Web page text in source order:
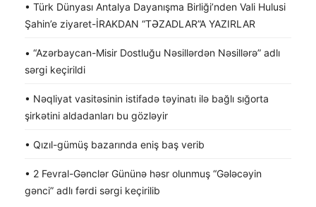
• Türk Dünyası Antalya Dayanışma Birliği’nden Vali Hulusi
Şahin’e ziyaret-İRAKDAN “TƏZADLAR”A YAZIRLAR
• “Azərbaycan-Misir Dostluğu Nəsillərdən Nəsillərə” adlı
sərgi keçirildi
• Nəqliyat vasitəsinin istifadə təyinatı ilə bağlı sığorta
şirkətini aldadanları bu gözləyir
• Qızıl-gümüş bazarında eniş baş verib
• 2 Fevral-Gənclər Gününə həsr olunmuş “Gələcəyin
gənci” adlı fərdi sərgi keçirilib